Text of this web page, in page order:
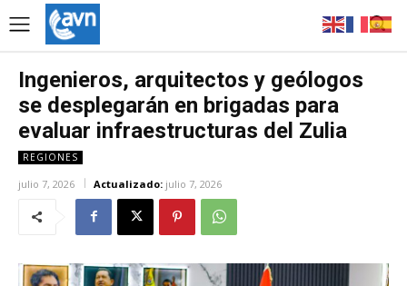
Ingenieros, arquitectos y geólogos
se desplegarán en brigadas para
evaluar infraestructuras del Zulia
REGIONES
julio 7, 2026 Actualizado: julio 7, 2026